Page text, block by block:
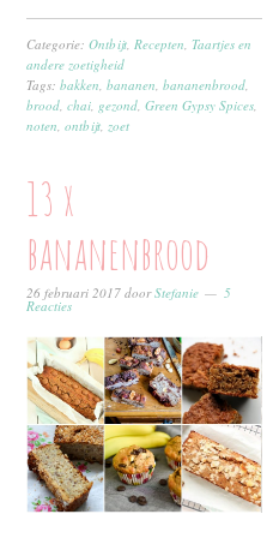
Categorie:Ontbijt,Recepten,Taartjes en
andere zoetigheid
Tags:bakken,bananen,bananenbrood,
brood,chai, gezond,Green Gypsy Spices,
noten,ontbijt,zoet
13 x
bananenbrood
26 februari 2017 doorStefanie 5
Reacties